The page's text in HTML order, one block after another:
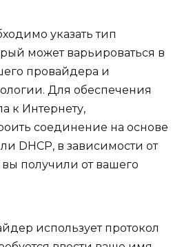
указать тип
может варьироваться в
провайдера и
Для обеспечения
к Интернету,
соединение на основе
DHCP, в зависимости от
получили от вашего
использует протокол